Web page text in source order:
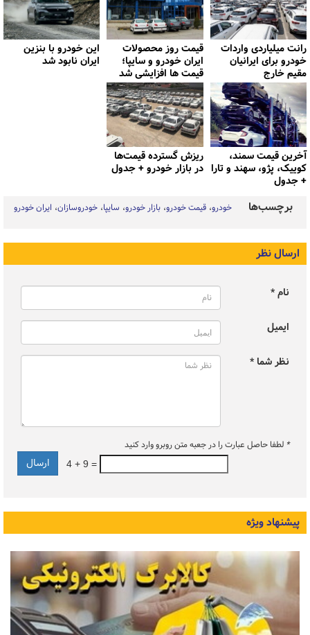
رانت میلیاردی واردات
خودرو برای ایرانیان
مقیم خارج
قیمت روز محصولات
ایران خودرو و سایپا؛
قیمت ها افزایشی شد
این خودرو با بنزین
ایران نابود شد
آخرین قیمت سمند،
کوییک، پژو، سهند و تارا
+ جدول
ریزش گسترده قیمت‌ها
در بازار خودرو + جدول
برچسب‌ها خودرو قیمت خودرو بازار خودرو سایپا خودروسازان ایران خودرو
ارسال نظر
نام *
ایمیل
نظر شما *
* لطفا حاصل عبارت را در جعبه متن روبرو وارد کنید
4 + 9 =
پیشنهاد ویژه